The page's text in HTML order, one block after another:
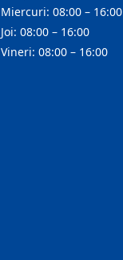
Miercuri: 08:00 – 16:00
Joi: 08:00 – 16:00
Vineri: 08:00 – 16:00